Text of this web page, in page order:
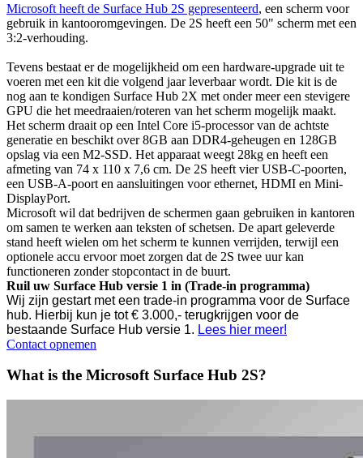
Microsoft heeft de Surface Hub 2S gepresenteerd, een scherm voor
gebruik in kantooromgevingen. De 2S heeft een 50" scherm met een
3:2-verhouding.
Tevens bestaat er de mogelijkheid om een hardware-upgrade uit te
voeren met een kit die volgend jaar leverbaar wordt. Die kit is de
nog aan te kondigen Surface Hub 2X met onder meer een stevigere
GPU die het meedraaien/roteren van het scherm mogelijk maakt.
Het scherm draait op een Intel Core i5-processor van de achtste
generatie en beschikt over 8GB aan DDR4-geheugen en 128GB
opslag via een M2-SSD. Het apparaat weegt 28kg en heeft een
afmeting van 74 x 110 x 7,6 cm. De 2S heeft vier USB-C-poorten,
een USB-A-poort en aansluitingen voor ethernet, HDMI en Mini-
DisplayPort.
Microsoft wil dat bedrijven de schermen gaan gebruiken in kantoren
om samen te werken aan teksten of schetsen. De apart geleverde
stand heeft wielen om het scherm te kunnen verrijden, terwijl een
optionele accu ervoor moet zorgen dat de 2S twee uur kan
functioneren zonder stopcontact in de buurt.
Ruil uw Surface Hub versie 1 in (Trade-in programma)
Wij zijn gestart met een trade-in programma voor de Surface
hub. Hierbij kun je tot € 3.000,- terugkrijgen voor de
bestaande Surface Hub versie 1. Lees hier meer!
Contact opnemen
What is the Microsoft Surface Hub 2S?